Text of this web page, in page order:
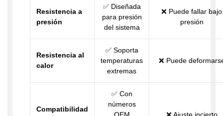
Resistencia a
presión
✅ Diseñada
para presión
del sistema
❌ Puede fallar bajo
presión
Resistencia al
calor
✅ Soporta
temperaturas
extremas
❌ Puede
Compatibilidad
✅ Con
números